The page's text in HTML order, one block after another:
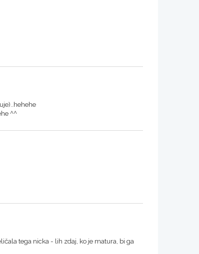
^^
tega nicka - lih zdaj, ko je matura, bi ga